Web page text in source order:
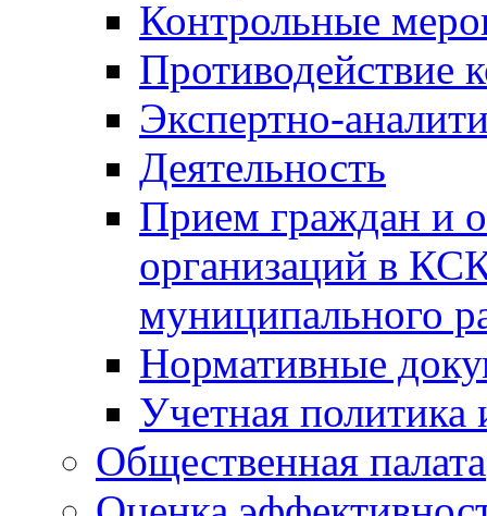
Контрольные
Противодействие
Экспертно-
Деятельность
Прием граждан и
организаций в
муниципального
Нормативные
Учетная политика
Общественная палата